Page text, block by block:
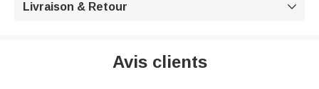
Livraison & Retour 
Avis clients